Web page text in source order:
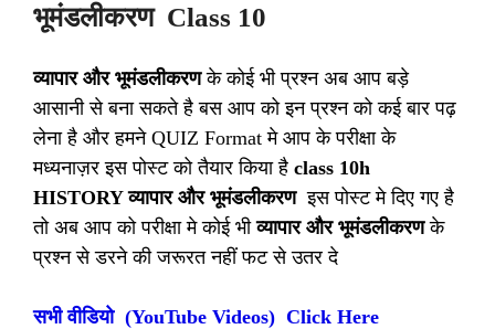
भूमंडलीकरण Class 10
व्यापार और भूमंडलीकरणके कोई भी प्रश्न अब आप बड़े
आसानी से बना सकते है बस आप को इन प्रश्न को कई बार पढ़
लेना है और हमने QUIZ Format मे आप के परीक्षा के
मध्यनाज़र इस पोस्ट को तैयार किया है class 10h
HISTORY व्यापार और भूमंडलीकरण इस पोस्ट मे दिए गए है
तो अब आप को परीक्षा मे कोई भीव्यापार और भूमंडलीकरणके
प्रश्न से डरने की जरूरत नहीं फट से उतर दे
सभी वीडियो (YouTube Videos) Click Here